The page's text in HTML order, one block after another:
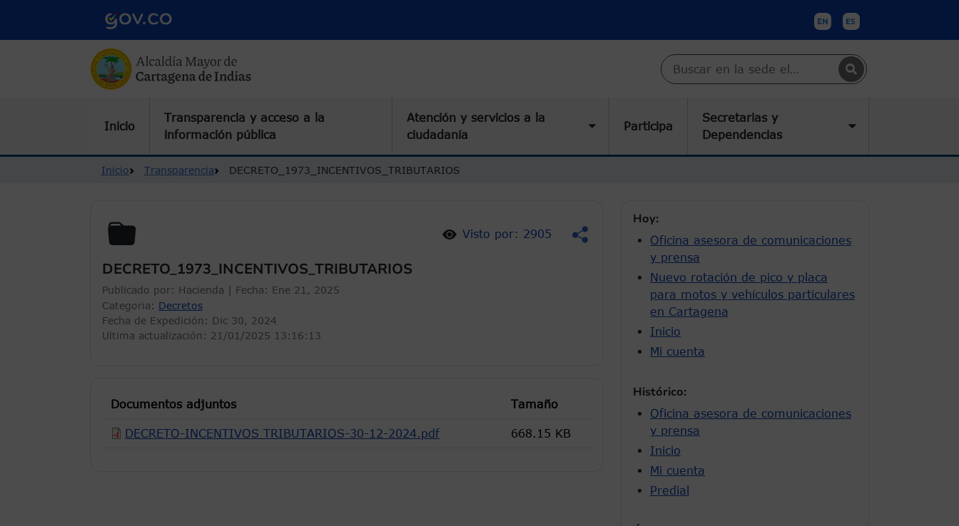
Buscar en Cartagena
Inicio
Transparencia y acceso a la
información pública
Atención y servicios a la
ciudadanía
Toggle submenu
Participa
Secretarias y
Dependencias
Ruta de navegación
Inicio Transparencia DECRETO_1973_INCENTIVOS_TRIBUTARIOS
Visto por: 2905
DECRETO_1973_INCENTIVOS_TRIBUTARIOS
Publicado por: Hacienda | Fecha: Ene 21, 2025
Categoria: Decretos
Fecha de Expedición: Dic 30, 2024
Ultima actualización: 21/01/2025 13:16:13
Documentos adjuntos Tamaño
DECRETO-INCENTIVOS TRIBUTARIOS-30-12-2024.pdf 668.15 KB
Hoy:
Oficina asesora de comunicaciones
y prensa
Nuevo rotación de pico y placa
para motos y vehículos particulares
en Cartagena
Inicio
Mi cuenta
Histórico:
Oficina asesora de comunicaciones
y prensa
Inicio
Mi cuenta
Predial